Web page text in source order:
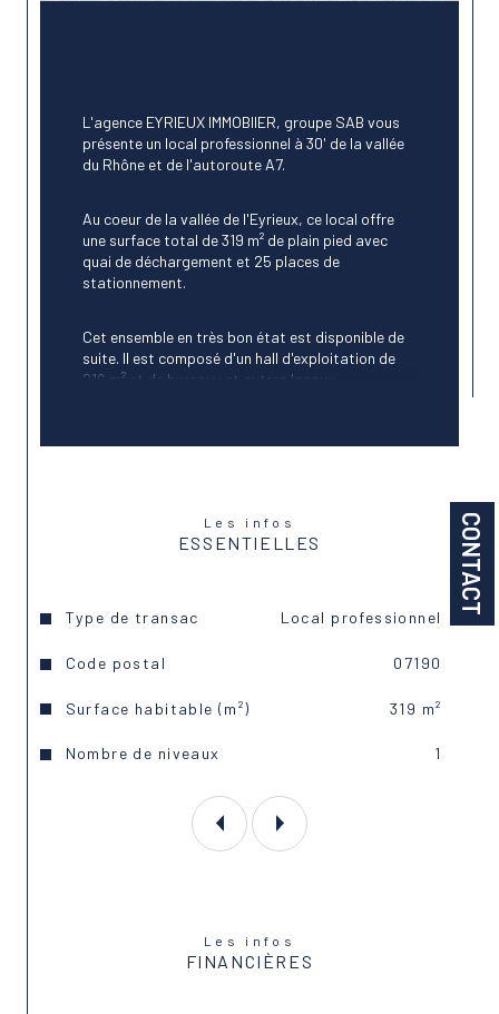
CONTACT
Les infos
ESSENTIELLES
Caractéristiques Valeurs
Type de transac Local professionnel
Code postal 07190
Surface habitable (m²) 319 m²
Nombre de niveaux 1
L'agence EYRIEUX IMMOBIIER, groupe SAB vous
présente un local professionnel à 30' de la vallée
du Rhône et de l'autoroute A7.
Au coeur de la vallée de l'Eyrieux, ce local offre
une surface total de 319 m² de plain pied avec
quai de déchargement et 25 places de
stationnement.
Cet ensemble en très bon état est disponible de
suite. Il est composé d'un hall d'exploitation de
216 m² et de bureaux et autres locaux
Dalle béton
Bac Acier multicouche
Quai + porte sectionnelle en accès plain-pied
Hauteur : 5 à 6 m sous toiture
Tout renseignement complémentaire auprès de
votre Agent SAB - Eyrieux Immobilier, Patrick
Les infos
FINANCIÈRES